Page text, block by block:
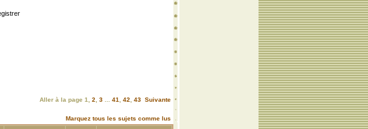
Aller à la page 1 2 3 41 42 43 Suivante
Marquez tous les sujets comme lus